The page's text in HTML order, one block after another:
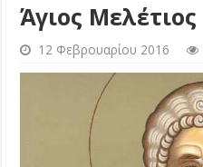
Άγιος Μελέτιος
12 Φεβρουαρίου 2016